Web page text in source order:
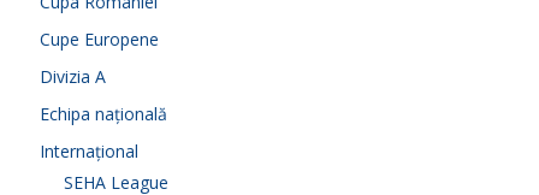
Cupe Europene
Divizia A
Echipa națională
Internațional
SEHA League